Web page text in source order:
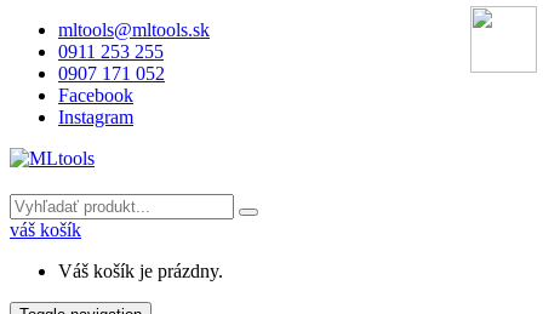
mltools@mltools.sk
0911 253 255
0907 171 052
Facebook
Instagram
váš košík
Váš košík je prázdny.